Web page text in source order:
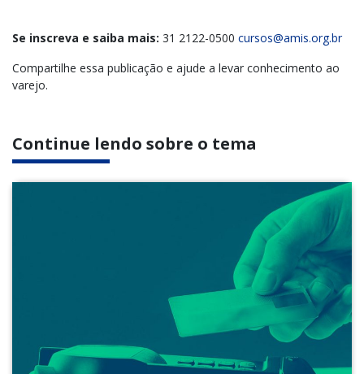
Se inscreva e saiba mais: 31 2122-0500 cursos@amis.org.br
Compartilhe essa publicação e ajude a levar conhecimento ao
varejo.
Continue lendo sobre o tema